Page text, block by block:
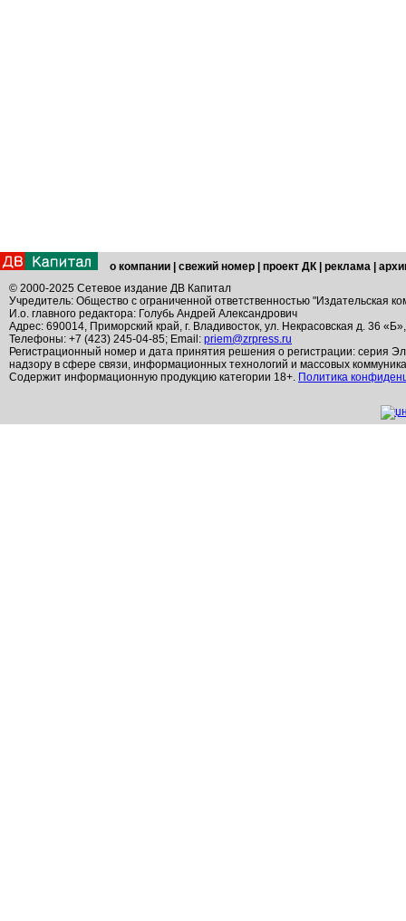
о компании свежий номер проект ДК реклама
© 2000-2025 Сетевое издание ДВ Капитал
Учредитель: Общество с ограниченной ответственностью "Издательская
И.о. главного редактора: Голубь Андрей Александрович
Адрес: 690014, Приморский край, г. Владивосток, ул. Некрасовская д. 36
Телефоны: +7 (423) 245-04-85; Email: priem@zrpress.ru
Регистрационный номер и дата принятия решения о регистрации: серия
надзору в сфере связи, информационных технологий и массовых
Содержит информационную продукцию категории 18+. Политика